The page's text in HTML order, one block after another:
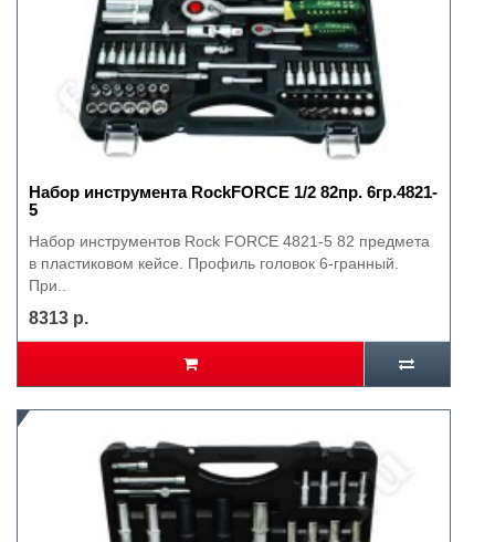
Набор инструмента RockFORCE 1/2 82пр. 6гр.4821-
5
Набор инструментов Rock FORCE 4821-5 82 предмета
в пластиковом кейсе. Профиль головок 6-гранный.
При..
8313 р.